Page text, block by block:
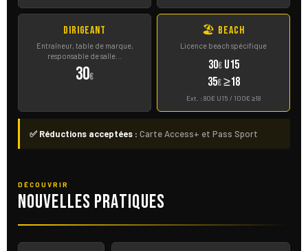
Dirigeant
Entraîneur, table de marque,
responsable de salle...
30€
🏖 Beach
Licence beach spécifique
30€U15
35€≥18
Ext. : 80€ U15 / 100€ ≥18
✅ Réductions acceptées : Carte Access+ et Pass Sport
DÉCOUVRIR
Nouvelles pratiques